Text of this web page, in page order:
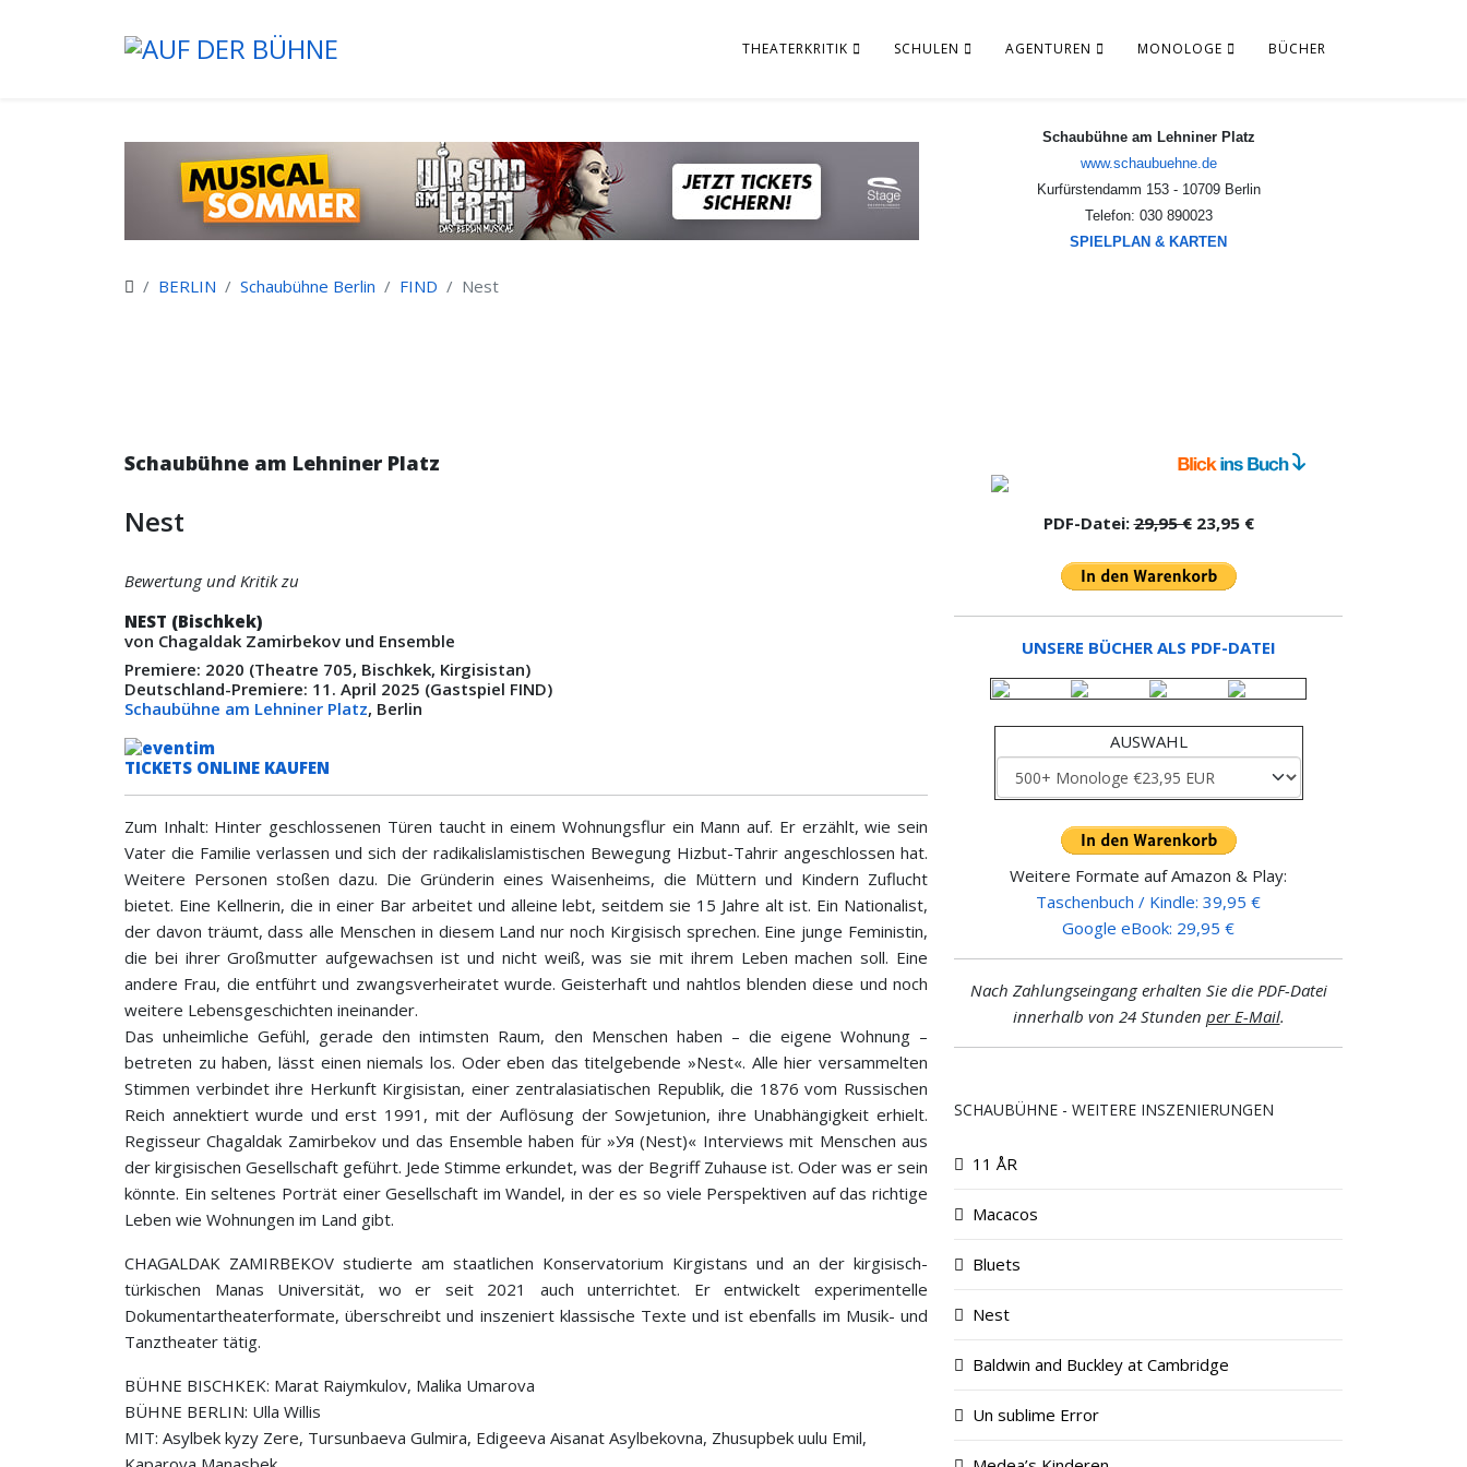
THEATERKRITIK SCHULEN AGENTUREN MONOLOGE BÜCHER
Schaubühne am Lehniner Platz
www.schaubuehne.de
Kurfürstendamm 153 - 10709 Berlin
Telefon: 030 890023
SPIELPLAN & KARTEN
BERLIN Schaubühne Berlin FIND Nest
Schaubühne am Lehniner Platz
Nest
Bewertung und Kritik zu
NEST (Bischkek)
von Chagaldak Zamirbekov und Ensemble
Premiere: 2020 (Theatre 705, Bischkek, Kirgisistan)
Deutschland-Premiere: 11. April 2025 (Gastspiel FIND)
Schaubühne am Lehniner Platz, Berlin
TICKETS ONLINE KAUFEN
Zum Inhalt: Hinter geschlossenen Türen taucht in einem Wohnungsflur ein Mann auf. Er erzählt, wie sein
Vater die Familie verlassen und sich der radikalislamistischen Bewegung Hizbut-Tahrir angeschlossen hat.
Weitere Personen stoßen dazu. Die Gründerin eines Waisenheims, die Müttern und Kindern Zuflucht
bietet. Eine Kellnerin, die in einer Bar arbeitet und alleine lebt, seitdem sie 15 Jahre alt ist. Ein Nationalist,
der davon träumt, dass alle Menschen in diesem Land nur noch Kirgisisch sprechen. Eine junge Feministin,
die bei ihrer Großmutter aufgewachsen ist und nicht weiß, was sie mit ihrem Leben machen soll. Eine
andere Frau, die entführt und zwangsverheiratet wurde. Geisterhaft und nahtlos blenden diese und noch
weitere Lebensgeschichten ineinander.
Das unheimliche Gefühl, gerade den intimsten Raum, den Menschen haben – die eigene Wohnung –
betreten zu haben, lässt einen niemals los. Oder eben das titelgebende »Nest«. Alle hier versammelten
Stimmen verbindet ihre Herkunft Kirgisistan, einer zentralasiatischen Republik, die 1876 vom Russischen
Reich annektiert wurde und erst 1991, mit der Auflösung der Sowjetunion, ihre Unabhängigkeit erhielt.
Regisseur Chagaldak Zamirbekov und das Ensemble haben für »Уя (Nest)« Interviews mit Menschen aus
der kirgisischen Gesellschaft geführt. Jede Stimme erkundet, was der Begriff Zuhause ist. Oder was er sein
könnte. Ein seltenes Porträt einer Gesellschaft im Wandel, in der es so viele Perspektiven auf das richtige
Leben wie Wohnungen im Land gibt.
CHAGALDAK ZAMIRBEKOV studierte am staatlichen Konservatorium Kirgistans und an der kirgisisch-
türkischen Manas Universität, wo er seit 2021 auch unterrichtet. Er entwickelt experimentelle
Dokumentartheaterformate, überschreibt und inszeniert klassische Texte und ist ebenfalls im Musik- und
Tanztheater tätig.
BÜHNE BISCHKEK: Marat Raiymkulov, Malika Umarova
BÜHNE BERLIN: Ulla Willis
MIT: Asylbek kyzy Zere, Tursunbaeva Gulmira, Edigeeva Aisanat Asylbekovna, Zhusupbek uulu Emil,
PDF-Datei:29,95 €23,95 €
UNSERE BÜCHER ALS PDF-DATEI
AUSWAHL
Weitere Formate auf Amazon & Play:
Taschenbuch / Kindle: 39,95 €
Google eBook: 29,95 €
Nach Zahlungseingang erhalten Sie die PDF-Datei
innerhalb von 24 Stunden per E-Mail.
SCHAUBÜHNE - WEITERE INSZENIERUNGEN
11 ÅR
Macacos
Bluets
Nest
Baldwin and Buckley at Cambridge
Un sublime Error